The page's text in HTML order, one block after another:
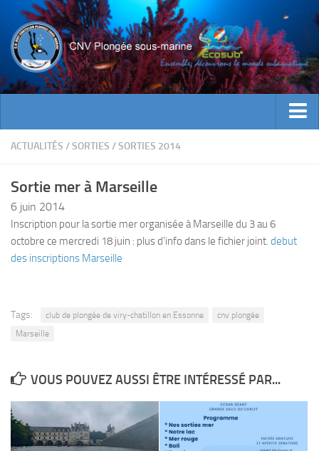
ACTUALITES
INFOS CNV
Bienvenue
Contacts
Documents utiles
Historique
Formations
Plongeur N1
ACTUALITÉS /SORTIES /SORTIES 2014
Sortie mer à Marseille
6 juin 2014
Inscription pour la sortie mer organisée à Marseille du 3 au 6
octobre ce mercredi 18 juin : plus d’info dans le fichier joint. debut
des inscriptions Marseille
Tags: club de plongée de viry-chatillon en Essonne
cnv plongée
Marseille
VOUS POUVEZ AUSSI ÊTRE INTÉRESSÉ PAR...